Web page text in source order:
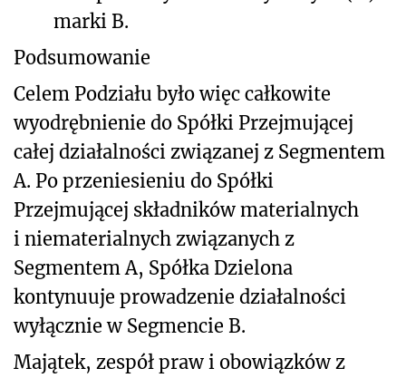
marki B.
Podsumowanie
Celem Podziału było więc całkowite
wyodrębnienie do Spółki Przejmującej
całej działalności związanej z Segmentem
A. Po przeniesieniu do Spółki
Przejmującej składników materialnych
i niematerialnych związanych z
Segmentem A, Spółka Dzielona
kontynuuje prowadzenie działalności
wyłącznie w Segmencie B.
Majątek, zespół praw i obowiązków z